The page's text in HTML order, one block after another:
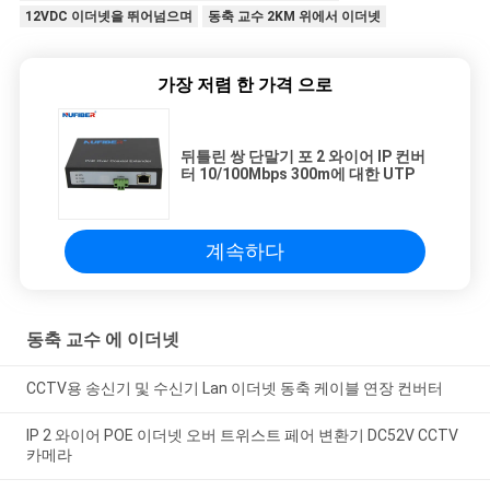
12VDC 이더넷을 뛰어넘으며
동축 교수 2KM 위에서 이더넷
가장 저렴 한 가격 으로
뒤틀린 쌍 단말기 포 2 와이어 IP 컨버
터 10/100Mbps 300m에 대한 UTP
계속하다
동축 교수 에 이더넷
CCTV용 송신기 및 수신기 Lan 이더넷 동축 케이블 연장 컨버터
IP 2 와이어 POE 이더넷 오버 트위스트 페어 변환기 DC52V CCTV
카메라